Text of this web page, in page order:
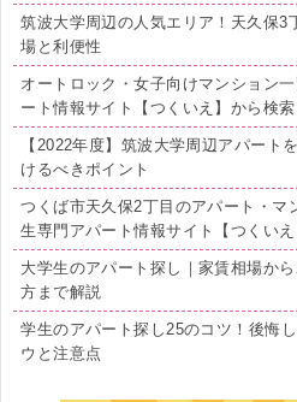
筑波大学周辺の人気エリア！天久保3
場と利便性
オートロック・女子向けマンション一
ート情報サイト【つくいえ】から検索
【2022年度】筑波大学周辺アパート
けるべきポイント
つくば市天久保2丁目のアパート・マ
生専門アパート情報サイト【つくい
大学生のアパート探し｜家賃相場か
方まで解説
学生のアパート探し25のコツ！後悔
ウと注意点